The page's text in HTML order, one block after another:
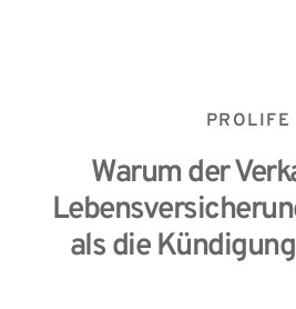
PROLIFE
Warum der
als die